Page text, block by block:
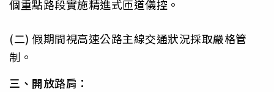
個重點路段實施精進式匝道儀控。
(二) 假期間視高速公路主線交通狀況採取嚴格管
制。
三、開放路肩：